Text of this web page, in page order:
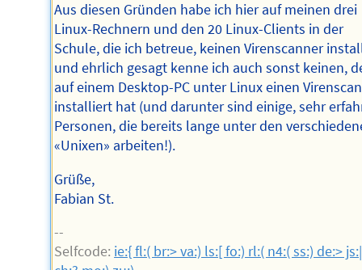
Aus diesen Gründen habe ich hier auf meinen drei
Linux-Rechnern und den 20 Linux-Clients in der
Schule, die ich betreue, keinen Virenscanner
und ehrlich gesagt kenne ich auch sonst keinen,
auf einem Desktop-PC unter Linux einen
installiert hat (und darunter sind einige, sehr
Personen, die bereits lange unter den
«Unixen» arbeiten!).
Grüße,
Fabian St.
--
Selfcode: ie:{ fl:( br:> va:) ls:[ fo:) rl:( n4:( ss:) de:> js:|